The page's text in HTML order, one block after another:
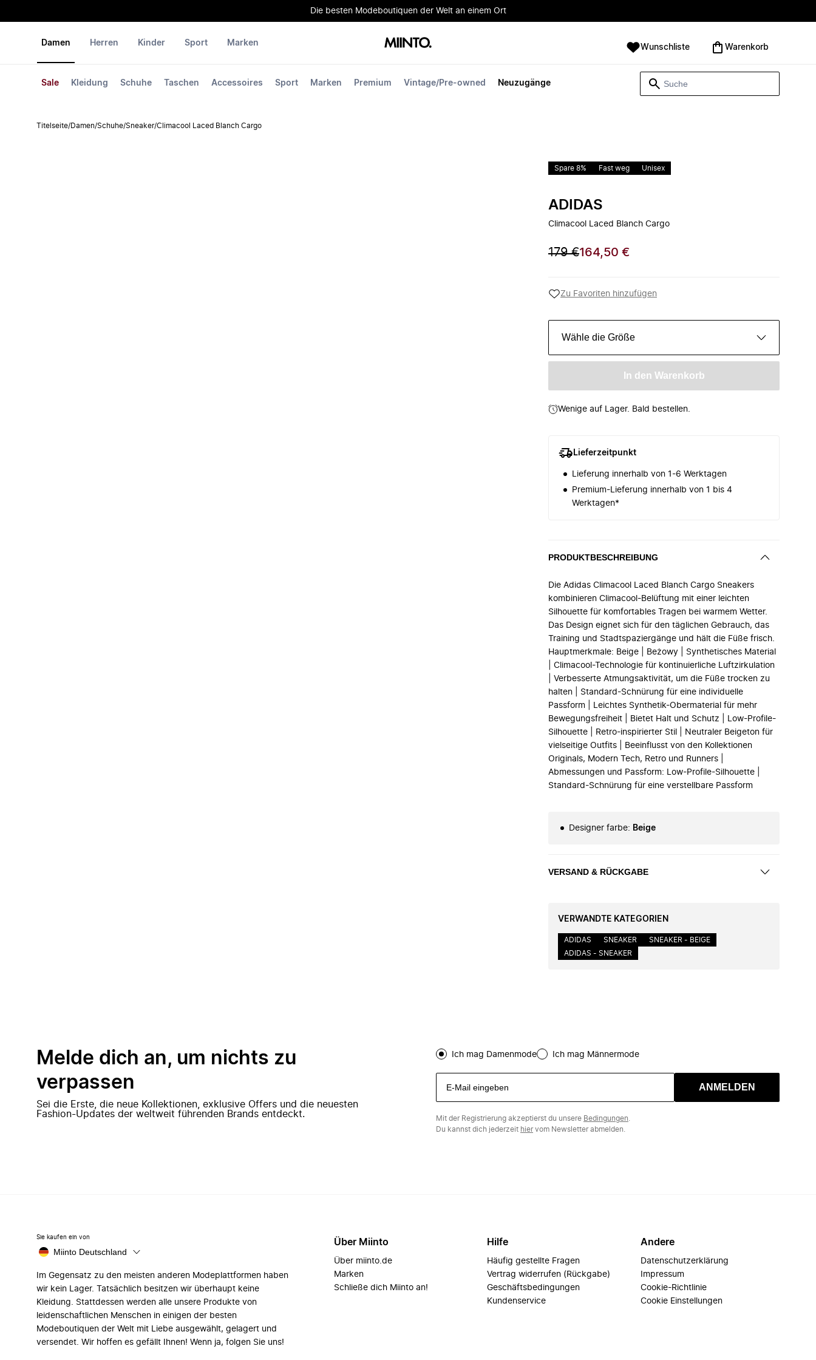
Die besten Modeboutiquen der Welt an einem Ort
Damen
Sale Kleidung Schuhe Taschen Accessoires Sport Marken Premium Vintage/Pre-owned Neuzugänge
Herren Kinder Sport Marken Wunschliste Warenkorb
Titelseite/Damen/Schuhe/Sneaker/Climacool Laced Blanch Cargo
Spare 8% Fast weg Unisex
ADIDAS
Climacool Laced Blanch Cargo
179 €164,50 €
Zu Favoriten hinzufügen
Wähle die Größe
In den Warenkorb
Wenige auf Lager. Bald bestellen.
Lieferzeitpunkt
Lieferung innerhalb von 1-6 Werktagen
Premium-Lieferung innerhalb von 1 bis 4
Werktagen*
PRODUKTBESCHREIBUNG
Die Adidas Climacool Laced Blanch Cargo Sneakers
kombinieren Climacool-Belüftung mit einer leichten
Silhouette für komfortables Tragen bei warmem Wetter.
Das Design eignet sich für den täglichen Gebrauch, das
Training und Stadtspaziergänge und hält die Füße frisch.
Hauptmerkmale: Beige | Beżowy | Synthetisches Material
| Climacool-Technologie für kontinuierliche Luftzirkulation
| Verbesserte Atmungsaktivität, um die Füße trocken zu
halten | Standard-Schnürung für eine individuelle
Passform | Leichtes Synthetik-Obermaterial für mehr
Bewegungsfreiheit | Bietet Halt und Schutz | Low-Profile-
Silhouette | Retro-inspirierter Stil | Neutraler Beigeton für
vielseitige Outfits | Beeinflusst von den Kollektionen
Originals, Modern Tech, Retro und Runners |
Abmessungen und Passform: Low-Profile-Silhouette |
Standard-Schnürung für eine verstellbare Passform
Designer farbe: Beige
VERSAND & RÜCKGABE
VERWANDTE KATEGORIEN
ADIDAS SNEAKER
SNEAKER - BEIGE
ADIDAS - SNEAKER
Melde dich an, um nichts zu
verpassen
Sei die Erste, die neue Kollektionen, exklusive Offers und die neuesten
Fashion-Updates der weltweit führenden Brands entdeckt.
Ich mag Damenmode Ich mag Männermode
ANMELDEN
Mit der Registrierung akzeptierst du unsere Bedingungen
Du kannst dich jederzeit hiervom Newsletter abmelden.
Sie kaufen ein von
Miinto Deutschland
Im Gegensatz zu den meisten anderen Modeplattformen haben
wir kein Lager. Tatsächlich besitzen wir überhaupt keine
Kleidung. Stattdessen werden alle unsere Produkte von
leidenschaftlichen Menschen in einigen der besten
Modeboutiquen der Welt mit Liebe ausgewählt, gelagert und
versendet. Wir hoffen es gefällt Ihnen! Wenn ja, folgen Sie uns!
Über Miinto
Über miinto.de
Marken
Schließe dich Miinto an!
Hilfe
Häufig gestellte Fragen
Vertrag widerrufen (Rückgabe)
Geschäftsbedingungen
Kundenservice
Andere
Datenschutzerklärung
Impressum
Cookie-Richtlinie
Cookie Einstellungen